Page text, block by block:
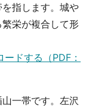
指します。城や
栄が複合して形
ドする（PDF：
一帯です。左沢